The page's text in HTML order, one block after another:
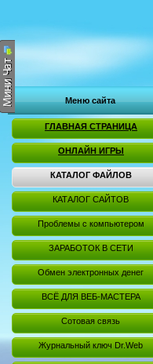
Меню сайта
ГЛАВНАЯ СТРАНИЦА
ОНЛАЙН ИГРЫ
КАТАЛОГ ФАЙЛОВ
КАТАЛОГ САЙТОВ
Проблемы с компьютером
ЗАРАБОТОК В СЕТИ
Обмен электронных денег
ВСЁ ДЛЯ ВЕБ-МАСТЕРА
Сотовая связь
Журнальный ключ Dr.Web